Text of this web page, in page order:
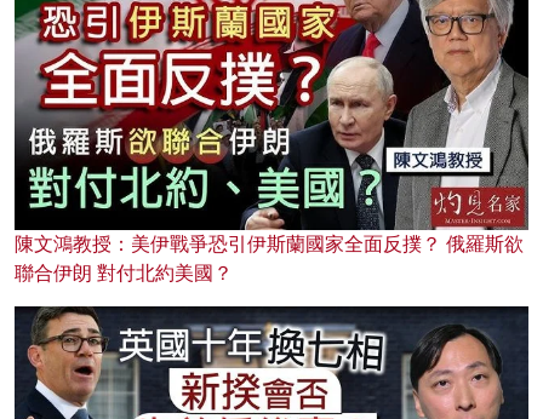
陳文鴻教授：美伊戰爭恐引伊斯蘭國家全面反撲？ 俄羅斯欲
聯合伊朗 對付北約美國？